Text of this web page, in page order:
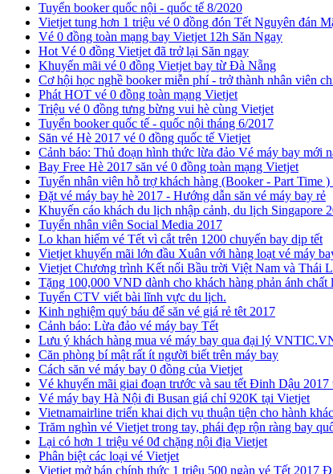
Tuyển booker quốc nội - quốc tế 8/2020
​Vietjet tung hơn 1 triệu vé 0 đồng đón Tết Nguyên đán
Vé 0 đồng toàn mạng bay Vietjet 12h Săn Ngay
Hot Vé 0 đồng Vietjet đã trở lại Săn ngay
​Khuyến mãi vé 0 đồng Vietjet bay từ Đà Nẵng
Cơ hội học nghề booker miễn phí - trở thành nhân viên
Phát HOT vé 0 đồng toàn mạng Vietjet
​Triệu vé 0 đồng tưng bừng vui hè cùng Vietjet
Tuyển booker quốc tế - quốc nội tháng 6/2017
​Săn vé Hè 2017 vé 0 đồng quốc tế Vietjet
Cảnh báo: Thủ đoạn hình thức lừa đảo Vé máy bay mới
Bay Free Hè 2017 săn vé 0 đồng toàn mạng Vietjet
Tuyển nhân viên hỗ trợ khách hàng (Booker - Part Time )
​Đặt vé máy bay hè 2017 - Hướng dẫn săn vé máy bay rẻ
Khuyến cáo khách du lịch nhập cảnh, du lịch Singapore
Tuyển nhân viên Social Media 2017
Lo khan hiếm vé Tết vì cắt trên 1200 chuyến bay dịp tết
Vietjet khuyến mãi lớn đầu Xuân với hàng loạt vé máy
Vietjet Chương trình Kết nối Bầu trời Việt Nam và Thái
Tặng 100,000 VND dành cho khách hàng phản ánh chất
Tuyển CTV viết bài lĩnh vực du lịch.
Kinh nghiệm quý báu để săn vé giá rẻ têt 2017
Cảnh báo: Lừa đảo vé máy bay Tết
Lưu ý khách hàng mua vé máy bay qua đại lý
Căn phòng bí mật rất ít người biết trên máy bay
Cách săn vé máy bay 0 đồng của Vietjet
Vé khuyến mãi giai đoạn trước và sau tết Đinh Dậu 2017
Vé máy bay Hà Nội đi Busan giá chỉ 920K tại Vietjet
Vietnamairline triển khai dịch vụ thuận tiện cho hành
Trăm nghìn vé Vietjet trong tay, phái đẹp rộn ràng bay
Lại có hơn 1 triệu vé 0đ chặng nội địa Vietjet
Phân biệt các loại vé Vietjet
Vietjet mở bán chính thức 1 triệu 500 ngàn vé Tết 2017